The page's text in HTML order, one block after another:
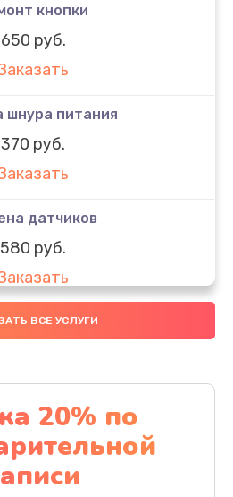
кнопки
650 руб.
шнура питания
370 руб.
датчиков
580 руб.
чистка
(экрана)
руб.
ВСЕ УСЛУГИ
20% по